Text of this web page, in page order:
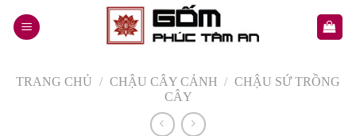
TRANG CHỦ / CHẬU CÂY CẢNH / CHẬU SỨ TRỒNG
CÂY